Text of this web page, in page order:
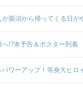
新潟から帰ってくる日
!?本予告＆ポスター到着
ワーアップ！等身大ヒロ